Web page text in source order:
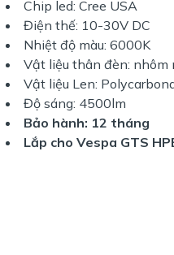
Chip led: Cree USA
Điện thế: 10-30V DC
Nhiệt độ màu: 6000K
Vật liệu thân đèn: nhôm
Vật liệu Len:
Độ sáng: 4500lm
Bảo hành: 12 tháng
Lắp cho Vespa GTS